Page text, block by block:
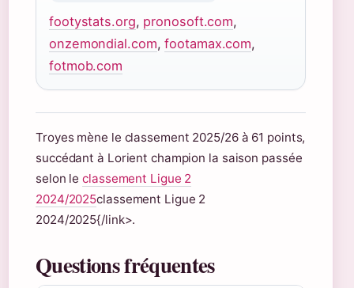
footystats.org, pronosoft.com,
onzemondial.com,footamax.com,
fotmob.com
Troyes mène le classement 2025/26 à 61 points,
succédant à Lorient champion la saison passée
selon leclassement Ligue 2
2024/2025classement Ligue 2
2024/2025{/link>.
Questions fréquentes